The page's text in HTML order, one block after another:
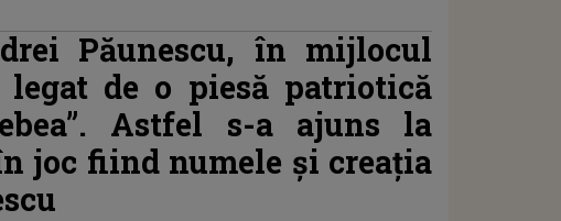
Păunescu, în mijlocul
de o piesă patriotică
Astfel s-a ajuns la
joc fiind numele și creația